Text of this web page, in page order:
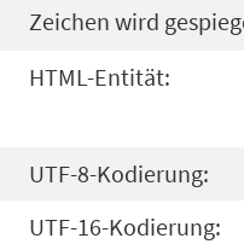
Zeichen wird
HTML-Entität:
UTF-8-Kodierung:
UTF-16-Kodierung: